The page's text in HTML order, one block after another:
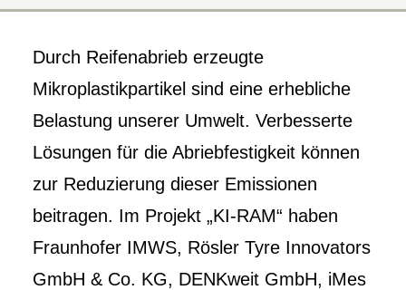
Durch Reifenabrieb erzeugte
Mikroplastikpartikel sind eine erhebliche
Belastung unserer Umwelt. Verbesserte
Lösungen für die Abriebfestigkeit können
zur Reduzierung dieser Emissionen
beitragen. Im Projekt „KI-RAM“ haben
Fraunhofer IMWS, Rösler Tyre Innovators
GmbH & Co. KG, DENKweit GmbH, iMes